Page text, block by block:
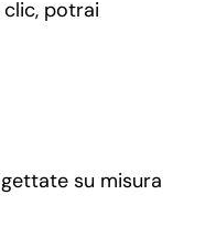
potrai
su misura